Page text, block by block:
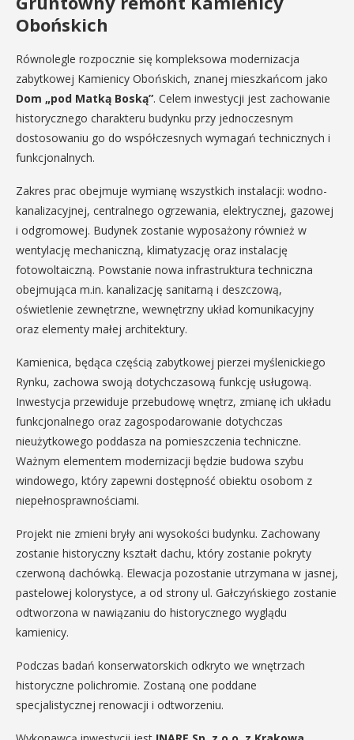
Obońskich
Równolegle rozpocznie się kompleksowa modernizacja
zabytkowej Kamienicy Obońskich, znanej mieszkańcom jako
Dom „pod Matką Boską”. Celem inwestycji jest zachowanie
historycznego charakteru budynku przy jednoczesnym
dostosowaniu go do współczesnych wymagań technicznych i
funkcjonalnych.
Zakres prac obejmuje wymianę wszystkich instalacji: wodno-
kanalizacyjnej, centralnego ogrzewania, elektrycznej, gazowej
i odgromowej. Budynek zostanie wyposażony również w
wentylację mechaniczną, klimatyzację oraz instalację
fotowoltaiczną. Powstanie nowa infrastruktura techniczna
obejmująca m.in. kanalizację sanitarną i deszczową,
oświetlenie zewnętrzne, wewnętrzny układ komunikacyjny
oraz elementy małej architektury.
Kamienica, będąca częścią zabytkowej pierzei myślenickiego
Rynku, zachowa swoją dotychczasową funkcję usługową.
Inwestycja przewiduje przebudowę wnętrz, zmianę ich układu
funkcjonalnego oraz zagospodarowanie dotychczas
nieużytkowego poddasza na pomieszczenia techniczne.
Ważnym elementem modernizacji będzie budowa szybu
windowego, który zapewni dostępność obiektu osobom z
niepełnosprawnościami.
Projekt nie zmieni bryły ani wysokości budynku. Zachowany
zostanie historyczny kształt dachu, który zostanie pokryty
czerwoną dachówką. Elewacja pozostanie utrzymana w jasnej,
pastelowej kolorystyce, a od strony ul. Gałczyńskiego zostanie
odtworzona w nawiązaniu do historycznego wyglądu
kamienicy.
Podczas badań konserwatorskich odkryto we wnętrzach
historyczne polichromie. Zostaną one poddane
specjalistycznej renowacji i odtworzeniu.